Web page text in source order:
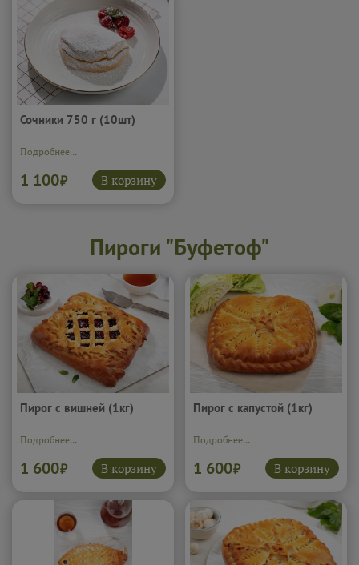
Сочники 750 г (10шт)
Подробнее...
1 100₽ В корзину
Пироги "Буфетоф"
Пирог с вишней (1кг)
Подробнее...
1 600₽ В корзину
Пирог с капустой (1кг)
Подробнее...
1 600₽ В корзину